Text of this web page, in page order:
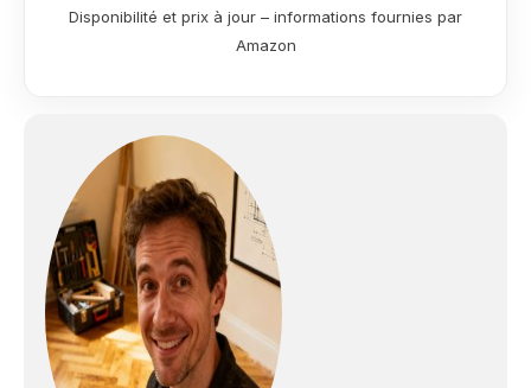
Disponibilité et prix à jour – informations fournies par
Amazon